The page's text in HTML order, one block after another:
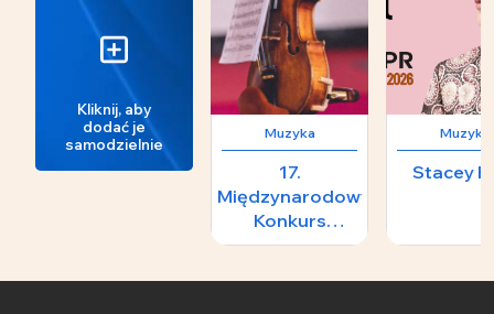
Kliknij, aby
dodać je
samodzielnie
Muzyka
17.
Międzynarodowy
Konkurs
Skrzypcowy im.
Muzyka
Stacey